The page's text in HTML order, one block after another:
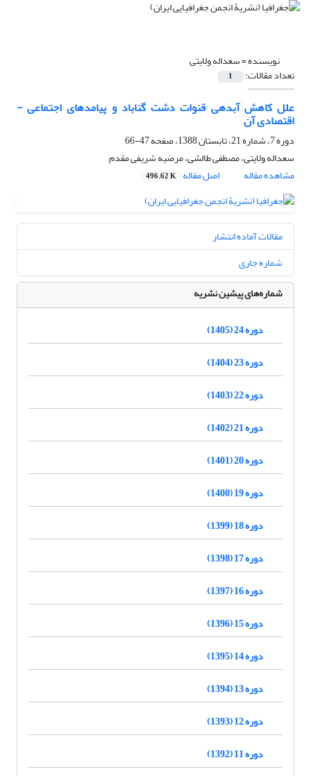
نویسنده =سعداله ولایتی
تعداد مقالات: 1
علل کاهش آبدهی قنوات دشت گناباد و پیامدهای اجتماعی -
اقتصادی آن
دوره 7، شماره 21، تابستان 1388، صفحه
47-66
سعداله ولایتی، مصطفی طالشی، مرضیه شریفی مقدم
مشاهده مقاله
اصل مقاله 496.62 K
مقالات آماده انتشار
شماره جاری
شماره‌های پیشین نشریه
دوره 24 (1405)
دوره 23 (1404)
دوره 22 (1403)
دوره 21 (1402)
دوره 20 (1401)
دوره 19 (1400)
دوره 18 (1399)
دوره 17 (1398)
دوره 16 (1397)
دوره 15 (1396)
دوره 14 (1395)
دوره 13 (1394)
دوره 12 (1393)
دوره 11 (1392)